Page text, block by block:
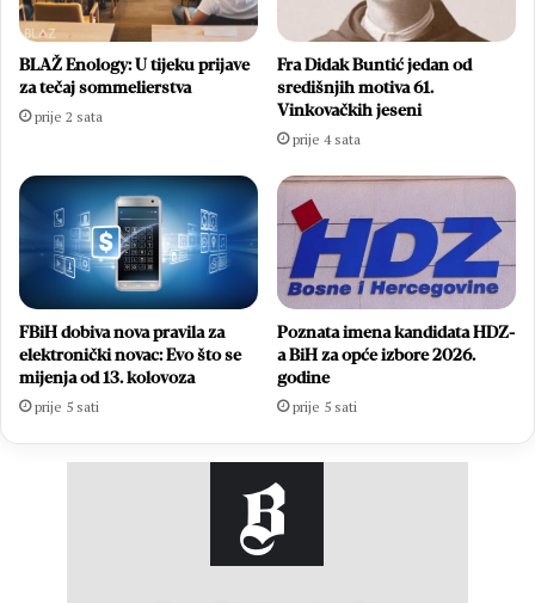
BLAŽ Enology: U tijeku prijave
za tečaj sommelierstva
prije 2 sata
Fra Didak Buntić jedan od
središnjih motiva 61.
Vinkovačkih jeseni
prije 4 sata
FBiH dobiva nova pravila za
elektronički novac: Evo što se
mijenja od 13. kolovoza
prije 5 sati
Poznata imena kandidata HDZ-
a BiH za opće izbore 2026.
godine
prije 5 sati